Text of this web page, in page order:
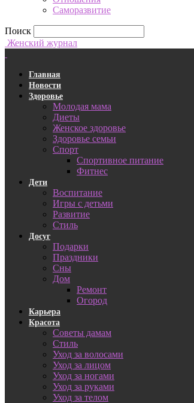
Саморазвитие
Поиск
Женский журнал
Главная
Новости
Здоровье
Молодая мама
Диеты
Женское здоровье
Здоровье семьи
Спорт
Спортивное питание
Фитнес
Дети
Воспитание
Игры с детьми
Развитие
Стиль
Досуг
Подарки
Праздники
Сны
Дом
Ремонт
Огород
Карьера
Красота
Советы дамам
Стиль
Уход за волосами
Уход за лицом
Уход за ногами
Уход за руками
Уход за телом